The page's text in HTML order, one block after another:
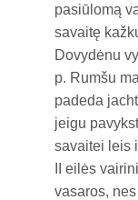
pasiūlomą
savaitę
Dovydėnu
p. Rumšu
padeda
jeigu
savaitei leis
II eilės
vasaros,